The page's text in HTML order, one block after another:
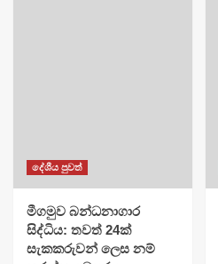
දේශීය පුවත්
මීගමුව බන්ධනාගාර
සිද්ධිය: තවත් 24ක්
සැකකරුවන් ලෙස නම්